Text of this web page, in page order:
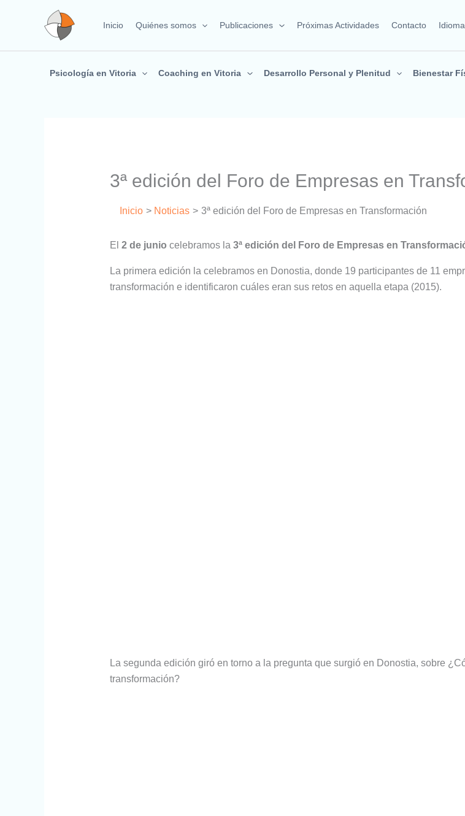
Inicio Quiénes somos Publicaciones Próximas Actividades Contacto Idioma
Psicología en Vitoria Coaching en Vitoria Desarrollo Personal y Plenitud Bienestar
3ª edición del Foro de Empresas en
Inicio Noticias 3ª edición del Foro de Empresas en Transformación
El 2 de junio celebramos la 3ª edición del Foro de Empresas en
La primera edición la celebramos en Donostia, donde 19 participantes de 11
transformación e identificaron cuáles eran sus retos en aquella etapa (2015).
La segunda edición giró en torno a la pregunta que surgió en Donostia, sobre
transformación?